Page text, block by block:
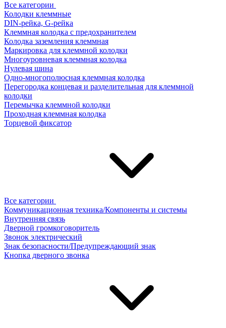
Все категории
Колодки клеммные
DIN-рейка, G-рейка
Клеммная колодка с предохранителем
Колодка заземления клеммная
Маркировка для клеммной колодки
Многоуровневая клеммная колодка
Нулевая шина
Одно-многополюсная клеммная колодка
Перегородка концевая и разделительная для клеммной
колодки
Перемычка клеммной колодки
Проходная клеммная колодка
Торцевой фиксатор
Все категории
Коммуникационная техника/Компоненты и системы
Внутренняя связь
Дверной громкоговоритель
Звонок электрический
Знак безопасности/Предупреждающий знак
Кнопка дверного звонка